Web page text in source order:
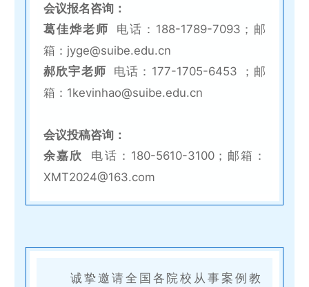
会议报名咨询：
葛佳烨老师 电话：188-1789-7093； 邮
箱：jyge@suibe.edu.cn
郝欣宇老师
电话：177-1705-6453 ；邮
箱：1kevinhao@suibe.edu.cn
会议投稿咨询：
余嘉欣 电话：180-5610-3100； 邮箱：
XMT2024@163.com
诚挚邀请全国各院校从事案例教